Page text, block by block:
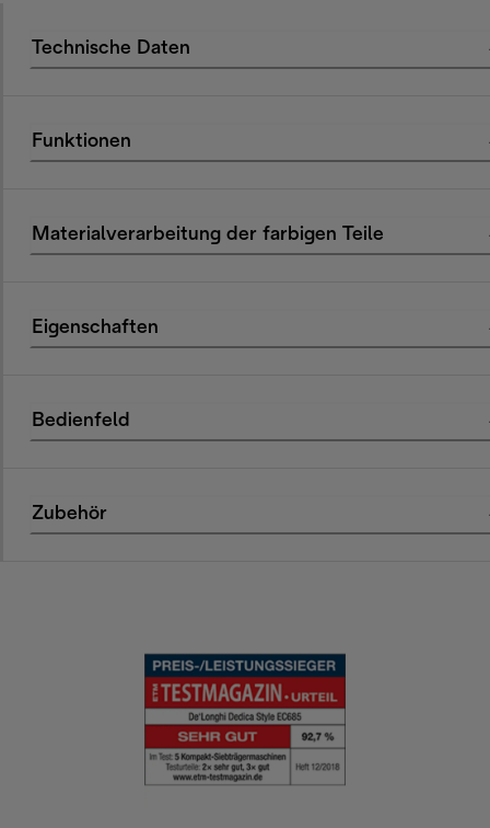
Technische Daten
Funktionen
Materialverarbeitung der farbigen Teile
Eigenschaften
Bedienfeld
Zubehör